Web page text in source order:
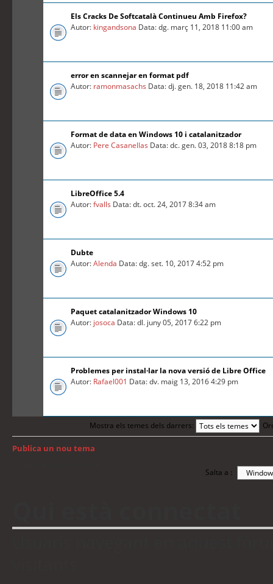
Els Cracks De Softcatalà Continueu Amb Firefox?
Autor: kingandsona Data: dg. març 11, 2018 11:00 am
error en scannejar en format pdf
Autor: ramonmasachs Data: dj. gen. 18, 2018 11:42 am
Format de data en Windows 10 i catalanitzador
Autor: Pere Casanellas Data: dc. gen. 03, 2018 8:18 pm
LibreOffice 5.4
Autor:fvalls Data: dt. oct. 24, 2017 8:34 am
Dubte
Autor:Alenda Data: dg. set. 10, 2017 4:52 pm
Paquet catalanitzador Windows 10
Autor: josoca Data: dl. juny 05, 2017 6:22 pm
Problemes per instal·lar la nova versió de Libre Office
Autor: Rafael001 Data: dv. maig 13, 2016 4:29 pm
Mostra els temes dels darrers:
Publica un nou tema
Salta a :